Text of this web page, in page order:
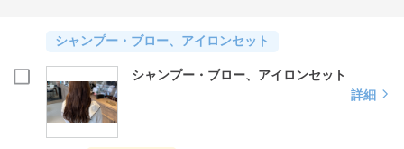
シャンプー・ブロー、アイロンセット
シャンプー・ブロー、アイロンセット
詳細